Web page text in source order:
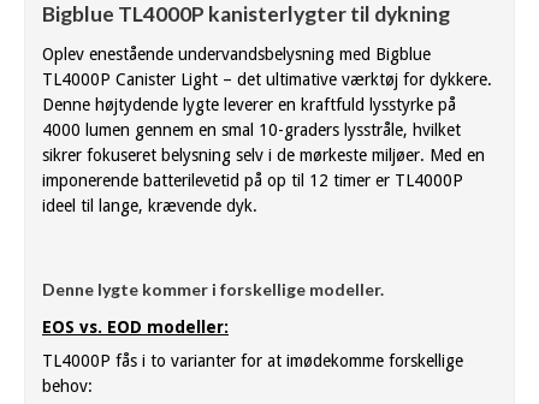
Bigblue TL4000P kanisterlygter til dykning
Oplev enestående undervandsbelysning med Bigblue
TL4000P Canister Light – det ultimative værktøj for dykkere.
Denne højtydende lygte leverer en kraftfuld lysstyrke på
4000 lumen gennem en smal 10-graders lysstråle, hvilket
sikrer fokuseret belysning selv i de mørkeste miljøer. Med en
imponerende batterilevetid på op til 12 timer er TL4000P
ideel til lange, krævende dyk.
Denne lygte kommer i forskellige modeller.
EOS vs. EOD modeller:
TL4000P fås i to varianter for at imødekomme forskellige
behov: